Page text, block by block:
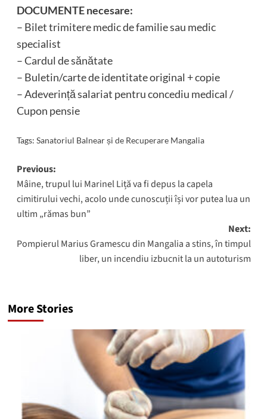
DOCUMENTE necesare:
– Bilet trimitere medic de familie sau medic
specialist
– Cardul de sănătate
– Buletin/carte de identitate original + copie
– Adeverință salariat pentru concediu medical /
Cupon pensie
Tags: Sanatoriul Balnear și de Recuperare Mangalia
Post
navigation
Previous:
Mâine, trupul lui Marinel Liță va fi depus la capela
cimitirului vechi, acolo unde cunoscuții își vor putea lua un
ultim „rămas bun”
Next:
Pompierul Marius Gramescu din Mangalia a stins, în timpul
liber, un incendiu izbucnit la un autoturism
More Stories